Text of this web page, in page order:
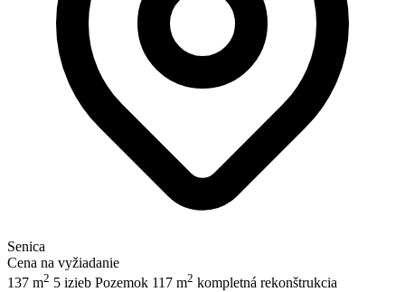
Senica
Cena na vyžiadanie
137 m2 5 izieb Pozemok 117 m2 kompletná rekonštrukcia